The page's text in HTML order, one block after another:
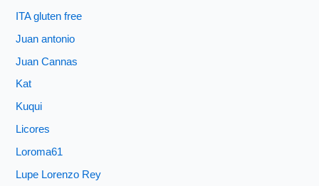
ITA gluten free
Juan antonio
Juan Cannas
Kat
Kuqui
Licores
Loroma61
Lupe Lorenzo Rey